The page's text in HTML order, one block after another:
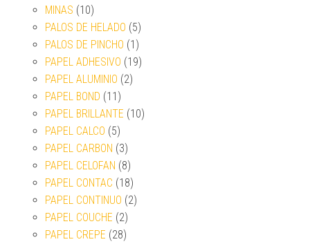
MINAS (10)
PALOS DE HELADO (5)
PALOS DE PINCHO (1)
PAPEL ADHESIVO (19)
PAPEL ALUMINIO (2)
PAPEL BOND (11)
PAPEL BRILLANTE (10)
PAPEL CALCO (5)
PAPEL CARBON (3)
PAPEL CELOFAN (8)
PAPEL CONTAC (18)
PAPEL CONTINUO (2)
PAPEL COUCHE (2)
PAPEL CREPE (28)